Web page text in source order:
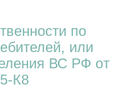
по
или
ВС РФ от
К8